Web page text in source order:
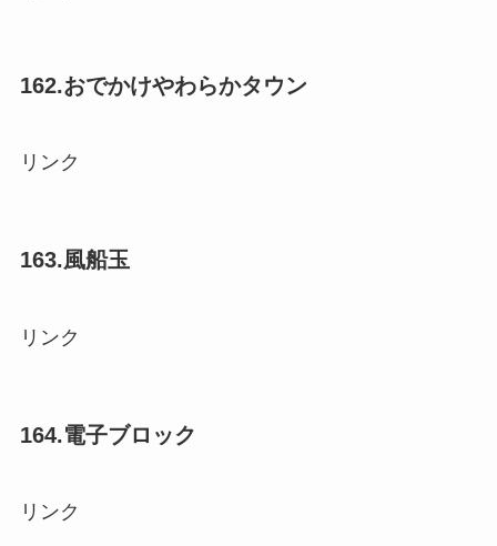
162.おでかけやわらかタウン
リンク
163.風船玉
リンク
164.電子ブロック
リンク